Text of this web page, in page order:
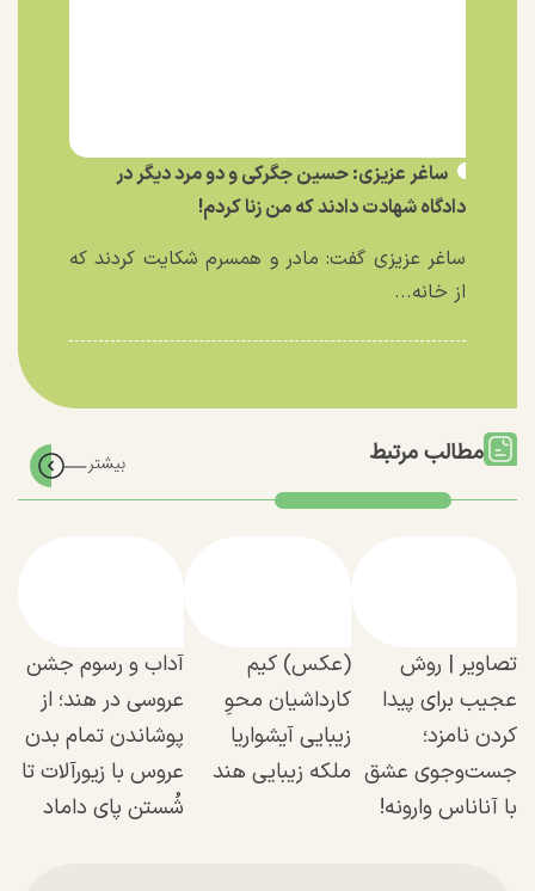
ساغر عزیزی: حسین جگرکی و دو مرد دیگر در
دادگاه شهادت دادند که من زنا کردم!
ساغر عزیزی گفت: مادر و همسرم شکایت کردند که
از خانه...
مطالب مرتبط
تصاویر | روش
عجیب برای پیدا
کردن نامزد؛
جست‌وجوی عشق
با آناناس وارونه!
(عکس) کیم
کارداشیان محوِ
زیبایی آیشواریا
ملکه زیبایی هند
آداب و رسوم جشن
عروسی در هند؛ از
پوشاندن تمام بدن
عروس با زیورآلات تا
شُستن پای داماد